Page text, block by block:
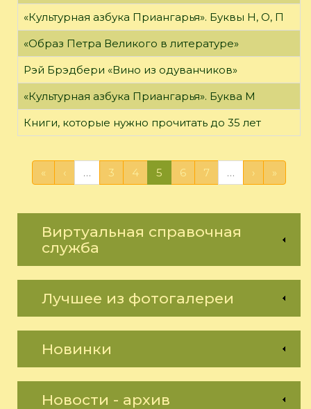
«Культурная азбука Приангарья». Буквы Н, О, П
«Образ Петра Великого в литературе»
Рэй Брэдбери «Вино из одуванчиков»
«Культурная азбука Приангарья». Буква М
Книги, которые нужно прочитать до 35 лет
« ‹ … 3 4 5 6 7 … › »
Виртуальная справочная
служба
Лучшее из фотогалереи
Новинки
Новости - архив